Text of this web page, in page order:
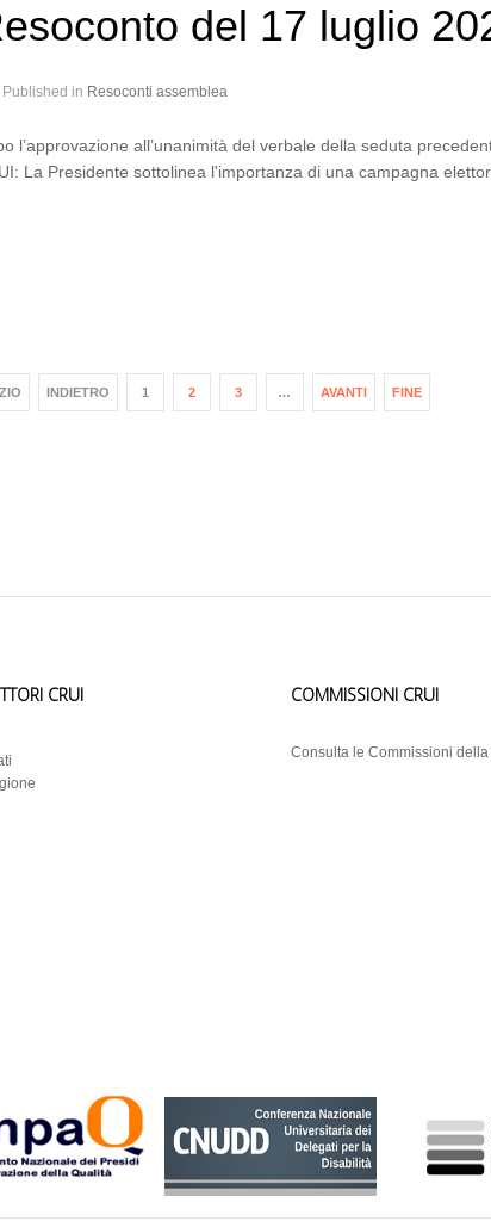
del 17 luglio
Published in Resoconti assemblea
l’approvazione all’unanimità del verbale della seduta
La Presidente sottolinea l'importanza di una campagna
INDIETRO 1 2 3 … AVANTI FINE
CRUI COMMISSIONI CRUI
Consulta le Commissioni della